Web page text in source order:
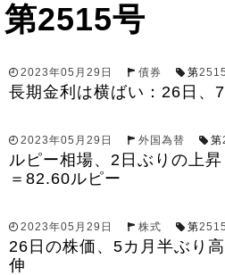
第2515号
2023年05月29日 債券 第2515
長期金利は横ばい：26日、
2023年05月29日 外国為替 第
ルピー相場、2日ぶりの上
＝82.60ルピー
2023年05月29日 株式 第2515
26日の株価、5カ月半ぶり
伸